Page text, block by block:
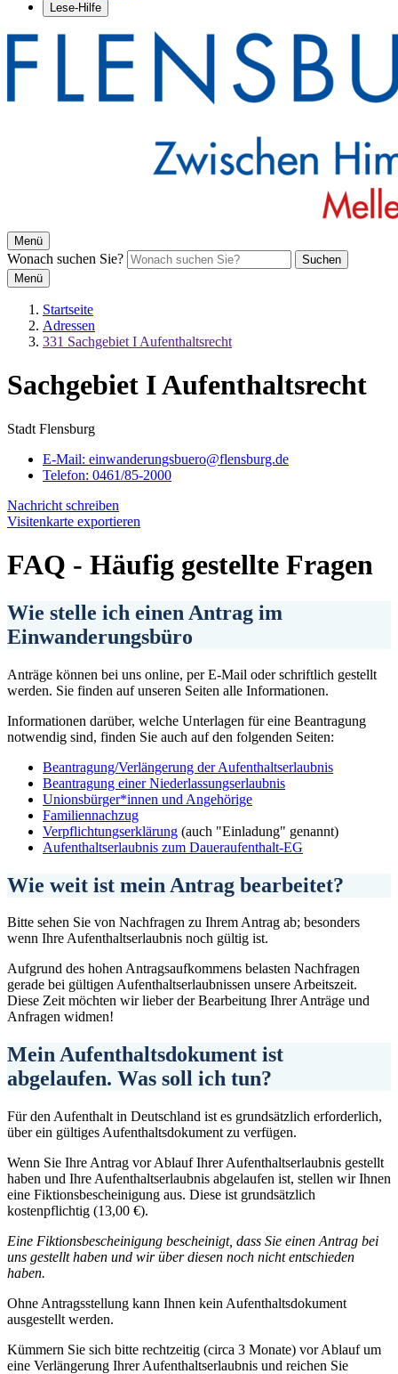
Lese-Hilfe
Menü
Wonach suchen Sie?
Suchen
Menü
Startseite
Adressen
331 Sachgebiet I Aufenthaltsrecht
Sachgebiet I Aufenthaltsrecht
Stadt Flensburg
E-Mail: einwanderungsbuero@flensburg.de
Telefon: 0461/85-2000
Nachricht schreiben
Visitenkarte exportieren
FAQ - Häufig gestellte Fragen
Wie stelle ich einen Antrag im
Einwanderungsbüro
Anträge können bei uns online, per E-Mail oder schriftlich gestellt
werden. Sie finden auf unseren Seiten alle Informationen.
Informationen darüber, welche Unterlagen für eine Beantragung
notwendig sind, finden Sie auch auf den folgenden Seiten:
Beantragung/Verlängerung der Aufenthaltserlaubnis
Beantragung einer Niederlassungserlaubnis
Unionsbürger*innen und Angehörige
Familiennachzug
Verpflichtungserklärung (auch "Einladung" genannt)
Aufenthaltserlaubnis zum Daueraufenthalt-EG
Wie weit ist mein Antrag bearbeitet?
Bitte sehen Sie von Nachfragen zu Ihrem Antrag ab; besonders
wenn Ihre Aufenthaltserlaubnis noch gültig ist.
Aufgrund des hohen Antragsaufkommens belasten Nachfragen
gerade bei gültigen Aufenthaltserlaubnissen unsere Arbeitszeit.
Diese Zeit möchten wir lieber der Bearbeitung Ihrer Anträge und
Anfragen widmen!
Mein Aufenthaltsdokument ist
abgelaufen. Was soll ich tun?
Für den Aufenthalt in Deutschland ist es grundsätzlich erforderlich,
über ein gültiges Aufenthaltsdokument zu verfügen.
Wenn Sie Ihre Antrag vor Ablauf Ihrer Aufenthaltserlaubnis gestellt
haben und Ihre Aufenthaltserlaubnis abgelaufen ist, stellen wir Ihnen
eine Fiktionsbescheinigung aus. Diese ist grundsätzlich
kostenpflichtig (13,00 €).
Eine Fiktionsbescheinigung bescheinigt, dass Sie einen Antrag bei
uns gestellt haben und wir über diesen noch nicht entschieden
haben.
Ohne Antragsstellung kann Ihnen kein Aufenthaltsdokument
ausgestellt werden.
Kümmern Sie sich bitte rechtzeitig (circa 3 Monate) vor Ablauf um
eine Verlängerung Ihrer Aufenthaltserlaubnis und reichen Sie